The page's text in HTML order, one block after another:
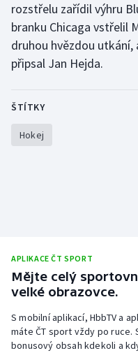
Gymnastika
Házená
Moderní pětiboj
Motorsport
Olympijské hry
Parasport
rozstřelu zařídil výhru
branku Chicaga vstřelil
druhou hvězdou utkání,
připsal Jan Hejda.
ŠTÍTKY
Hokej
APLIKACE ČT SPORT
Mějte celý
velké obrazovce.
S mobilní aplikací, HbbTV a
máte ČT sport vždy po ruce.
bonusový obsah kdekoli a